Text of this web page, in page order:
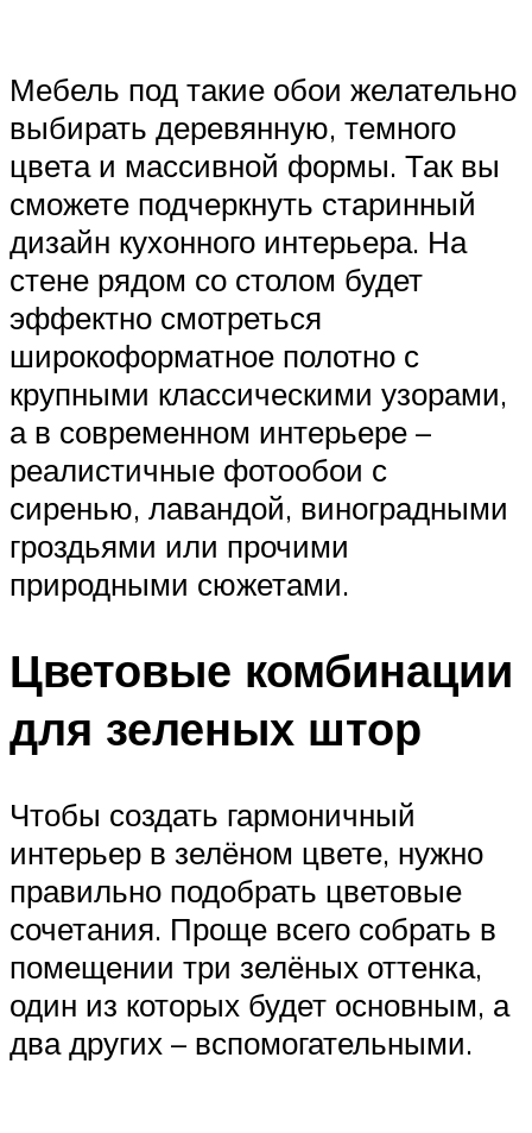
Мебель под такие обои желательно
выбирать деревянную, темного
цвета и массивной формы. Так вы
сможете подчеркнуть старинный
дизайн кухонного интерьера. На
стене рядом со столом будет
эффектно смотреться
широкоформатное полотно с
крупными классическими узорами,
а в современном интерьере –
реалистичные фотообои с
сиренью, лавандой, виноградными
гроздьями или прочими
природными сюжетами.
Цветовые комбинации
для зеленых штор
Чтобы создать гармоничный
интерьер в зелёном цвете, нужно
правильно подобрать цветовые
сочетания. Проще всего собрать в
помещении три зелёных оттенка,
один из которых будет основным, а
два других – вспомогательными.